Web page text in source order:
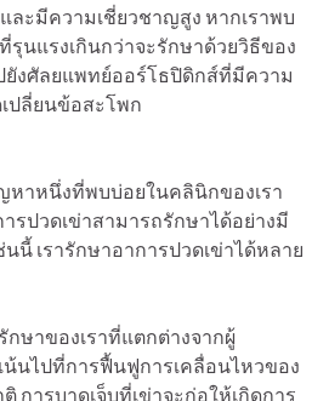
ละมีความเชี่ยวชาญสูง หากเราพบ
นแรงเกินกว่าจะรักษาด้วยวิธีของ
ยังศัลยแพทย์ออร์โธปิดิกส์ที่มีความ
ปลี่ยนข้อสะโพก
หาหนึ่งที่พบบ่อยในคลินิกของเรา
รปวดเข่าสามารถรักษาได้อย่างมี
นี้ เรารักษาอาการปวดเข่าได้หลาย
กษาของเราที่แตกต่างจากผู้
นไปที่การฟื้นฟูการเคลื่อนไหวของ
การบาดเจ็บที่เข่าจะก่อให้เกิดการ